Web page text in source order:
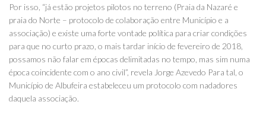
Por isso, “já estão projetos pilotos no terreno (Praia da Nazaré e
praia do Norte – protocolo de colaboração entre Município e a
associação) e existe uma forte vontade política para criar condições
para que no curto prazo, o mais tardar início de fevereiro de 2018,
possamos não falar em épocas delimitadas no tempo, mas sim numa
época coincidente com o ano civil”, revela Jorge Azevedo Para tal, o
Município de Albufeira estabeleceu um protocolo com nadadores
daquela associação.